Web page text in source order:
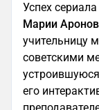
Успех
Марии
учительницу
советскими
его